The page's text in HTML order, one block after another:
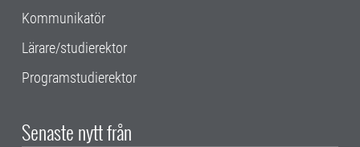
Kommunikatör
Lärare/studierektor
Programstudierektor
Senaste nytt från